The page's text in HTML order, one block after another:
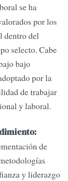
se ha
por los
dentro del
selecto. Cabe
bajo
por la
de trabajar
y laboral.
de
y liderazgo